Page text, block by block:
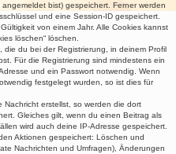
bist) gespeichert. Ferner werden
und eine Session-ID gespeichert.
von einem Jahr. Alle Cookies kannst
löschen“ löschen.
du bei der Registrierung, in deinem Profil
Für die Registrierung sind mindestens ein
und ein Passwort notwendig. Wenn
festgelegt wurden, so ist dies für
erstellst, so werden die dort
Gleiches gilt, wenn du einen Beitrag als
wird auch deine IP-Adresse gespeichert.
Aktionen gespeichert: Löschen und
Nachrichten und Umfragen), Änderungen